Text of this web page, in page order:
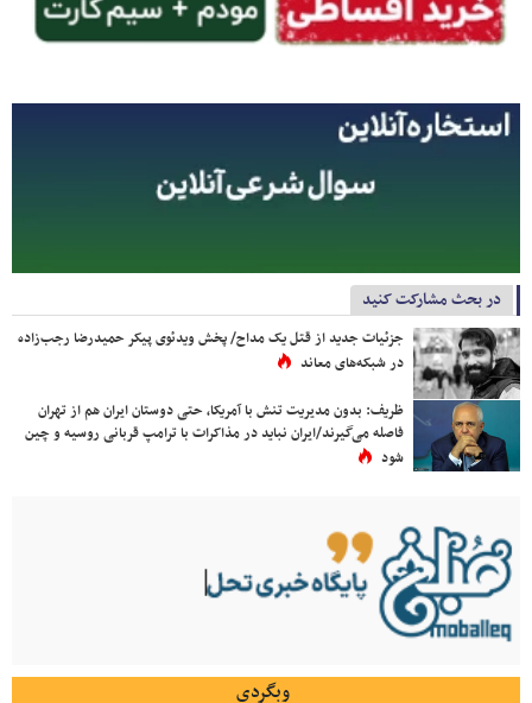
در بحث مشارکت کنید
جزئیات جدید از قتل یک مداح/ پخش ویدئوی پیکر حمیدرضا رجب‌زاده
در شبکه‌های معاند
ظریف: بدون مدیریت تنش با آمریکا، حتی دوستان ایران هم از تهران
فاصله می‌گیرند/ایران نباید در مذاکرات با ترامپ قربانی روسیه و چین
شود
وبگردی